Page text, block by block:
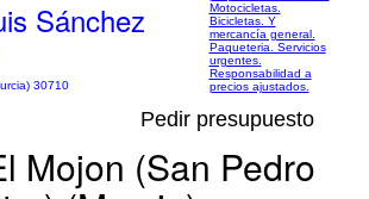
Sánchez
30710
Motocicletas.
Bicicletas. Y
mercancía general.
Paqueteria. Servicios
urgentes.
Responsabilidad a
precios ajustados.
Pedir presupuesto
Mojon (San Pedro